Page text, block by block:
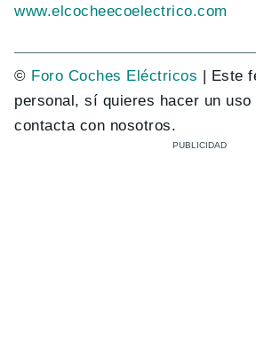
www.elcocheecoelectrico.com
© Foro Coches Eléctricos | Este
personal, sí quieres hacer un uso
contacta con nosotros.